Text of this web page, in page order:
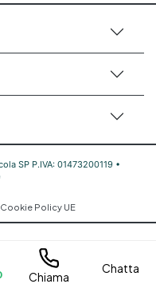
SP P.IVA: 01473200119 •
Cookie Policy UE
Chiama
Chatta